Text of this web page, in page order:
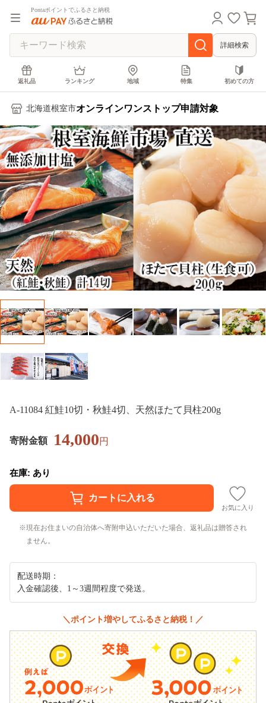
Pontaポイントでふるさと納税
詳細検索
返礼品 ランキング 地域 特集 初めての方
北海道根室市オンラインワンストップ申請対象
A-11084 紅鮭10切・秋鮭4切、天然ほたて貝柱200g
寄附金額 14,000円
在庫: あり
お気に入り
現在お住まいの自治体へ寄附申込いただいた場合、返礼品は贈答され
ません。
配送時期：
入金確認後、1～3週間程度で発送。
＼ポイント増やしてふるさと納税！／